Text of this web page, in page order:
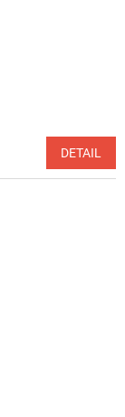
DETAIL